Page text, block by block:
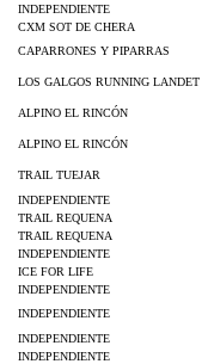
INDEPENDIENTE
CXM SOT DE CHERA
CAPARRONES Y PIPARRAS
LOS GALGOS RUNNING LANDET
ALPINO EL RINCÓN
ALPINO EL RINCÓN
TRAIL TUEJAR
INDEPENDIENTE
TRAIL REQUENA
TRAIL REQUENA
INDEPENDIENTE
ICE FOR LIFE
INDEPENDIENTE
INDEPENDIENTE
INDEPENDIENTE
INDEPENDIENTE